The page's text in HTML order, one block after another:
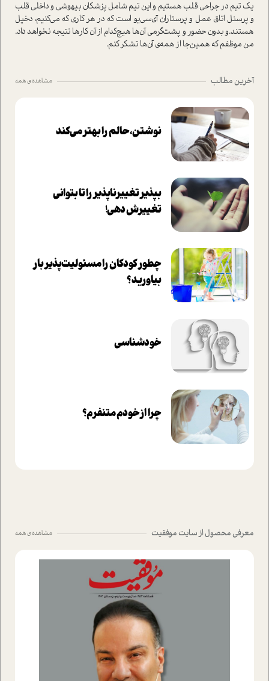
یک تیم در جراحی قلب هستیم و این تیم شامل پزشکان بیهوشی و داخلی قلب
و پرسنل اتاق عمل و پرستاران آی‌سی‌یو ا‌ست که در هر کاری که می‌کنیم، دخیل
هستند‌.و بدون حضور و پشت‌گرمی آن‌ها هیچ‌کدام از آن کارها نتیجه نخواهد داد.
من موظفم که همین‌جا از همه‌ی آن‌ها تشکر کنم.
آخرین مطالب مشاهده ی همه
نوشتن، حالم را بهتر می‌کند
بپذير تغييرناپذير را تا بتواني
تغييرش دهي!‏
چطور کودکان را مسئولیت‌پذیر بار
بیاورید؟
خودشناسی
چرا از خودم متنفرم؟
معرفی محصول از سایت موفقیت مشاهده ی همه